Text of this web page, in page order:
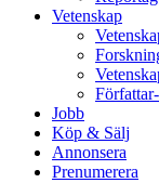
Vetenskap
Jobb
Köp & Sälj
Annonsera
Prenumerera